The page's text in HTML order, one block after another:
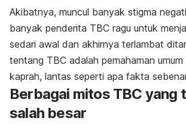
Akibatnya, muncul banyak stigma
banyak penderita TBC ragu untuk
sedari awal dan akhirnya terlambat
tentang TBC adalah pemahaman umum
kaprah, lantas seperti apa fakta
Berbagai mitos TBC yang
salah besar